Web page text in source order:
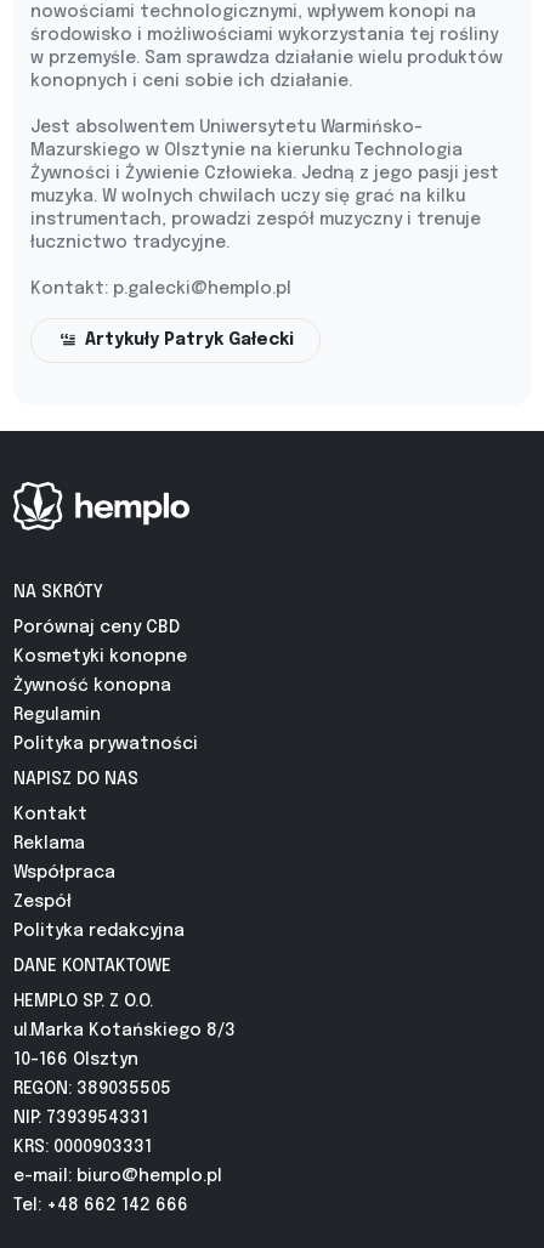
nowościami technologicznymi, wpływem konopi na
środowisko i możliwościami wykorzystania tej rośliny
w przemyśle. Sam sprawdza działanie wielu produktów
konopnych i ceni sobie ich działanie.
Jest absolwentem Uniwersytetu Warmińsko-
Mazurskiego w Olsztynie na kierunku Technologia
Żywności i Żywienie Człowieka. Jedną z jego pasji jest
muzyka. W wolnych chwilach uczy się grać na kilku
instrumentach, prowadzi zespół muzyczny i trenuje
łucznictwo tradycyjne.
Kontakt: p.galecki@hemplo.pl
Artykuły Patryk Gałecki
NA SKRÓTY
Porównaj ceny CBD
Kosmetyki konopne
Żywność konopna
Regulamin
Polityka prywatności
NAPISZ DO NAS
Kontakt
Reklama
Współpraca
Zespół
Polityka redakcyjna
DANE KONTAKTOWE
HEMPLO SP. Z O.O.
ul.Marka Kotańskiego 8/3
10-166 Olsztyn
REGON: 389035505
NIP: 7393954331
KRS: 0000903331
e-mail: biuro@hemplo.pl
Tel: +48 662 142 666